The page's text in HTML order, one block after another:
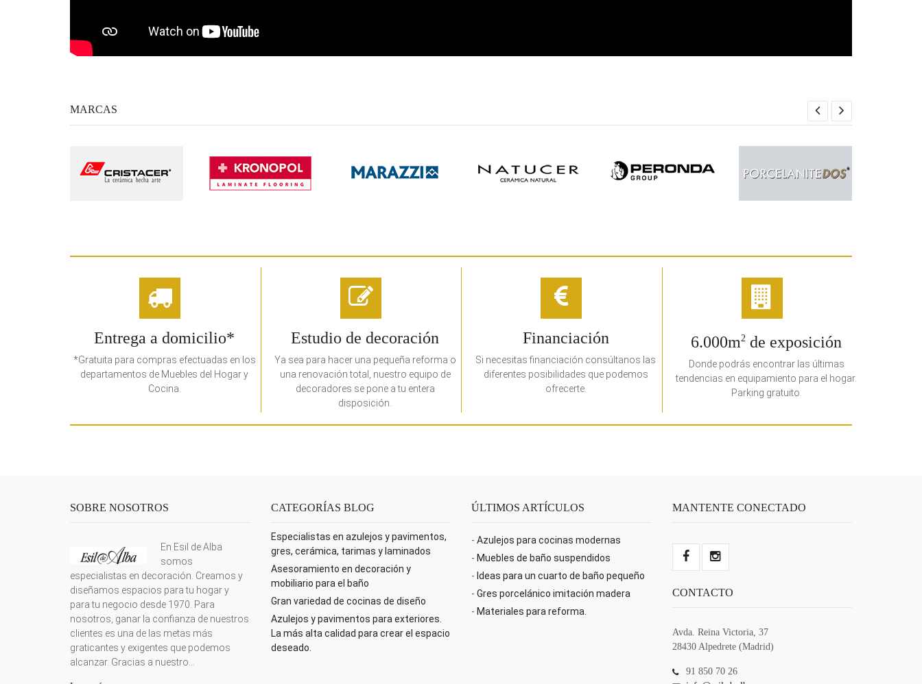
MARCAS
Entrega a domicilio*
*Gratuita para compras efectuadas en los
departamentos de Muebles del Hogar y
Cocina.
Estudio de decoración
Ya sea para hacer una pequeña reforma o
una renovación total, nuestro equipo de
decoradores se pone a tu entera
disposición.
Financiación
Si necesitas financiación consúltanos las
diferentes posibilidades que podemos
ofrecerte.
6.000m 2 de exposición
Donde podrás encontrar las últimas
tendencias en equipamiento para el hogar.
Parking gratuito.
SOBRE NOSOTROS
En Esil de Alba
somos
especialistas en decoración. Creamos y
diseñamos espacios para tu hogar y
para tu negocio desde 1970. Para
nosotros, ganar la confianza de nuestros
clientes es una de las metas más
graticantes y exigentes que podemos
alcanzar. Gracias a nuestro...
CATEGORÍAS BLOG
Especialistas en azulejos y pavimentos,
gres, cerámica, tarimas y laminados
Asesoramiento en decoración y
mobiliario para el baño
Gran variedad de cocinas de diseño
Azulejos y pavimentos para exteriores.
La más alta calidad para crear el espacio
deseado.
ÚLTIMOS ARTÍCULOS
- Azulejos para cocinas modernas
- Muebles de baño suspendidos
- Ideas para un cuarto de baño pequeño
- Gres porcelánico imitación madera
- Materiales para reforma.
MANTENTE CONECTADO
CONTACTO
Avda. Reina Victoria, 37
28430 Alpedrete (Madrid)
91 850 70 26